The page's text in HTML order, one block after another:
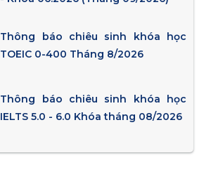
Thông báo chiêu sinh khóa học
TOEIC 0-400 Tháng 8/2026
Thông báo chiêu sinh khóa học
IELTS 5.0 - 6.0 Khóa tháng 08/2026